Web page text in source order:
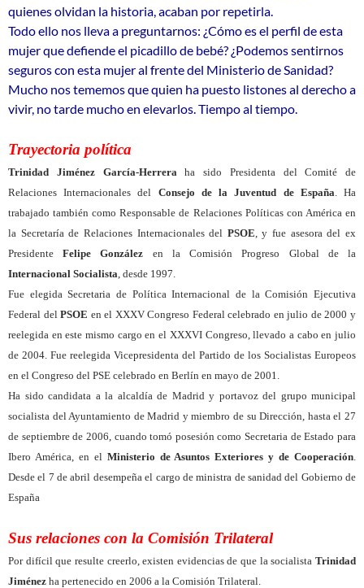
quienes olvidan la historia, acaban por repetirla.
Todo ello nos lleva a preguntarnos: ¿Cómo es el perfil de esta
mujer que defiende el picadillo de bebé? ¿Podemos sentirnos
seguros con esta mujer al frente del Ministerio de Sanidad?
Mucho nos tememos que quien ha puesto listones al derecho a
vivir, no tarde mucho en elevarlos. Tiempo al tiempo.
Trayectoria política
Trinidad Jiménez García-Herreraha sido Presidenta del Comité de
Relaciones Internacionales del Consejo de la Juventud de España. Ha
trabajado también como Responsable de Relaciones Políticas con América en
la Secretaría de Relaciones Internacionales del PSOE, y fue asesora del ex
PresidenteFelipe González en la Comisión Progreso Global de la
Internacional Socialista, desde 1997.
Fue elegida Secretaria de Política Internacional de la Comisión Ejecutiva
Federal delPSOE en el XXXV Congreso Federal celebrado en julio de 2000 y
reelegida en este mismo cargo en el XXXVI Congreso, llevado a cabo en julio
de 2004. Fue reelegida Vicepresidenta del Partido de los Socialistas Europeos
en el Congreso del PSE celebrado en Berlín en mayo de 2001.
Ha sido candidata a la alcaldía de Madrid y portavoz del grupo municipal
socialista del Ayuntamiento de Madrid y miembro de su Dirección, hasta el 27
de septiembre de 2006, cuando tomó posesión como Secretaria de Estado para
Ibero América, en el Ministerio de Asuntos Exteriores y de Cooperación.
Desde el 7 de abril desempeña el cargo de ministra de sanidad del Gobierno de
España
Sus relaciones con la Comisión Trilateral
Por difícil que resulte creerlo, existen evidencias de que la socialista Trinidad
Jiménez ha pertenecido en 2006 a la Comisión Trilateral.